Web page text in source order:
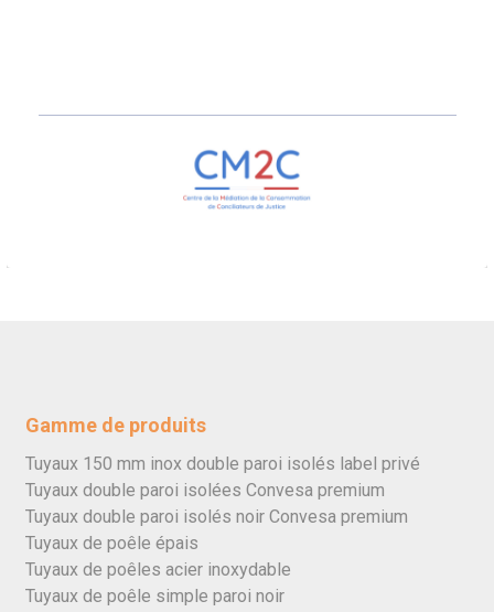
Gamme de produits
Tuyaux 150 mm inox double paroi isolés label privé
Tuyaux double paroi isolées Convesa premium
Tuyaux double paroi isolés noir Convesa premium
Tuyaux de poêle épais
Tuyaux de poêles acier inoxydable
Tuyaux de poêle simple paroi noir